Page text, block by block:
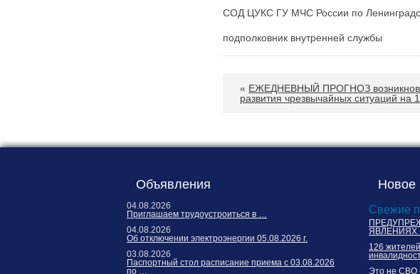
СОД ЦУКС ГУ МЧС России по
подполковник
« ЕЖЕДНЕВНЫЙ ПРОГНОЗ
развития чрезвычайных ситуаций на
Объявления
04.08.2026
Приглашаем трудоустроиться в …
04.08.2026
Об отключении электроэнергии 05.08.2026 г.
03.08.2026
Паспортный стол расписание приема с 03.08.2026
по …
Новое
Свежие
ЯВЛЕНИЯХ
126
Это не СВО